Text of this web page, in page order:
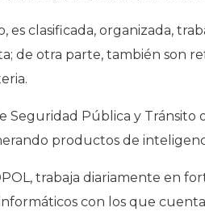
clasificada, organizada,
de otra parte, también son
Pública y Tránsito
productos de
trabaja diariamente en
con los que